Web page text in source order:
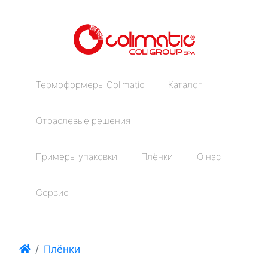
Термоформеры Colimatic Каталог
Отраслевые решения
Примеры упаковки Плёнки О нас
Сервис
Плёнки